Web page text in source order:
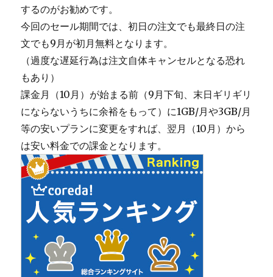
するのがお勧めです。
今回のセール期間では、初日の注文でも最終日の注
文でも9月が初月無料となります。
（過度な遅延行為は注文自体キャンセルとなる恐れ
もあり）
課金月（10月）が始まる前（9月下旬、末日ギリギリ
にならないうちに余裕をもって）に1GB/月や3GB/月
等の安いプランに変更をすれば、翌月（10月）から
は安い料金での課金となります。